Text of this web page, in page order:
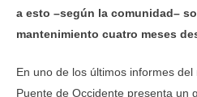
a esto –según la comunidad–
mantenimiento cuatro meses
En uno de los últimos informes
Puente de Occidente presenta un